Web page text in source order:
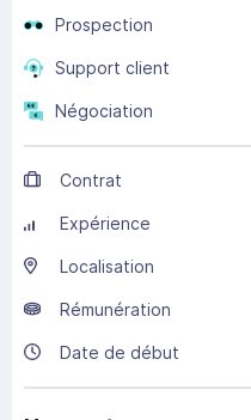
Prospection
Support client
Négociation
Contrat
Expérience
Localisation
Rémunération
Date de début